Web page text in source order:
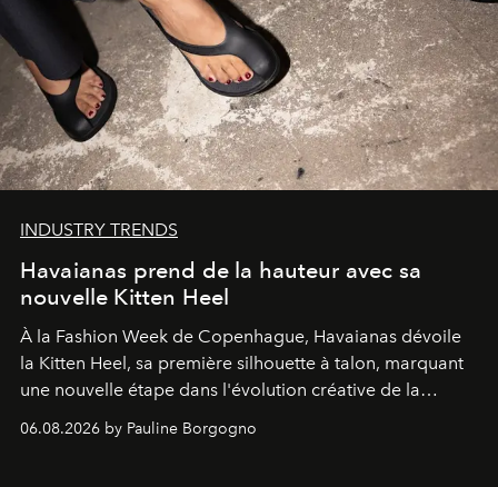
INDUSTRY TRENDS
Havaianas prend de la hauteur avec sa
nouvelle Kitten Heel
À la Fashion Week de Copenhague, Havaianas dévoile
la Kitten Heel, sa première silhouette à talon, marquant
une nouvelle étape dans l'évolution créative de la
06.08.2026 by Pauline Borgogno